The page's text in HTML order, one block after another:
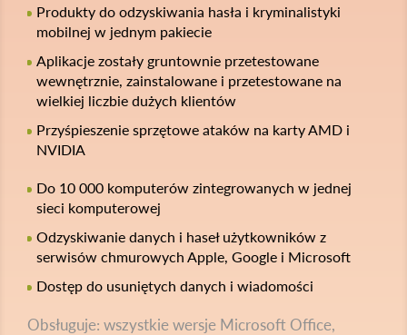
Produkty do odzyskiwania hasła i kryminalistyki
mobilnej w jednym pakiecie
Aplikacje zostały gruntownie przetestowane
wewnętrznie, zainstalowane i przetestowane na
wielkiej liczbie dużych klientów
Przyśpieszenie sprzętowe ataków na karty AMD i
NVIDIA
Do 10 000 komputerów zintegrowanych w jednej
sieci komputerowej
Odzyskiwanie danych i haseł użytkowników z
serwisów chmurowych Apple, Google i Microsoft
Dostęp do usuniętych danych i wiadomości
Obsługuje: wszystkie wersje Microsoft Office,